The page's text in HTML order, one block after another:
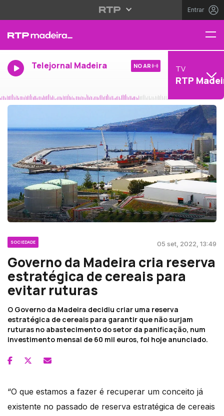
Entrar
Telejornal Madeira NO AR TV
RTP
SOCIEDADE 05 set, 2022, 13:49
Governo da Madeira cria reserva
estratégica de cereais para
evitar ruturas
O Governo da Madeira decidiu criar uma reserva
estratégica de cereais para garantir que não surjam
ruturas no abastecimento do setor da panificação, num
investimento mensal de 60 mil euros, foi hoje anunciado.
“O que estamos a fazer é recuperar um conceito já
existente no passado de reserva estratégica de cereais